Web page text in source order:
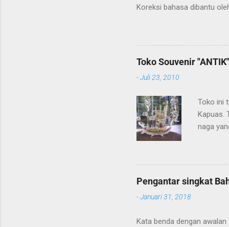
Koreksi bahasa dibantu
Toko Souvenir "ANTIK"
-Juli 23, 2010
Toko ini
Kapuas.
naga
Pengantar singkat
-Januari 31, 2018
Kata benda dengan